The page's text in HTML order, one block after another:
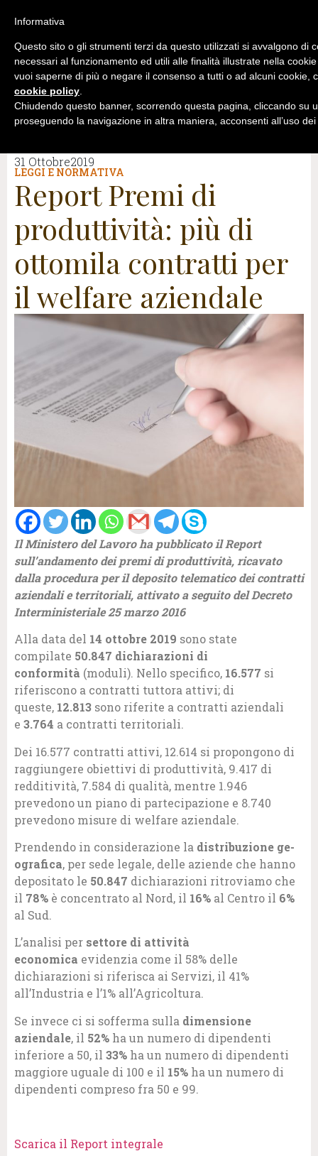
31 Ottobre2019
LEGGI E NORMATIVA
Report Premi di
produttività: più di
ottomila contratti per
il welfare aziendale
Il Ministero del Lavoro ha pubblicato il Report
sull’andamento dei premi di produttività, ricavato
dalla procedura per il deposito telematico dei contratti
aziendali e territoriali, attivato a seguito del Decreto
Interministeriale 25 marzo 2016
Alla data del 14 ottobre 2019 sono state
compilate 50.847 dichiarazioni di
conformità (moduli). Nello specifico, 16.577 si
riferiscono a contratti tuttora attivi; di
queste, 12.813 sono riferite a contratti aziendali
e 3.764 a contratti territoriali.
Dei 16.577 contratti attivi, 12.614 si propongono di
raggiungere obiettivi di produttività, 9.417 di
redditività, 7.584 di qualità, mentre 1.946
prevedono un piano di partecipazione e 8.740
prevedono misure di welfare aziendale.
Prendendo in considerazione la distribuzione ge­
ografica, per sede legale, delle aziende che hanno
depositato le 50.847 dichiarazioni ritroviamo che
il 78% è concentrato al Nord, il 16% al Centro il 6%
al Sud.
L’analisi per settore di attività
economica evidenzia come il 58% delle
dichiarazioni si riferisca ai Servizi, il 41%
all’Industria e l’1% all’Agricoltura.
Se invece ci si sofferma sulla dimensione
azienda­le, il 52% ha un numero di dipendenti
inferiore a 50, il 33% ha un numero di dipendenti
maggiore uguale di 100 e il 15% ha un numero di
dipendenti compreso fra 50 e 99.
Scarica il Report integrale
Informativa
Questo sito o gli strumenti terzi da questo utilizzati si avvalgono di
necessari al funzionamento ed utili alle finalità illustrate nella
vuoi saperne di più o negare il consenso a tutti o ad alcuni cookie,
cookie policy.
Chiudendo questo banner, scorrendo questa pagina, cliccando su
proseguendo la navigazione in altra maniera, acconsenti all’uso